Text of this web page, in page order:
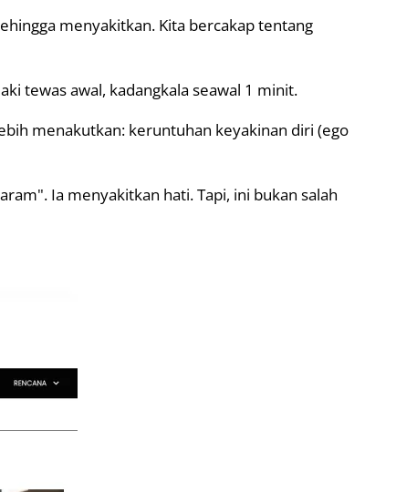
menyakitkan. Kita bercakap tentang
tewas awal, kadangkala seawal 1 minit.
menakutkan: keruntuhan keyakinan diri (ego
Ia menyakitkan hati. Tapi, ini bukan salah